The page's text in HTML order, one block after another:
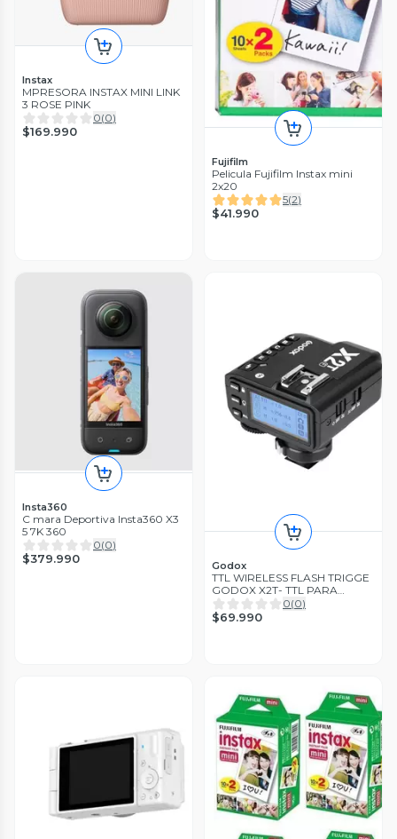
Instax
MPRESORA INSTAX MINI LINK
3 ROSE PINK
0(0)
$169.990
Fujifilm
Pelicula Fujifilm Instax mini
2x20
5(2)
$41.990
Insta360
C mara Deportiva Insta360 X3
5 7K 360
0(0)
$379.990
Godox
TTL WIRELESS FLASH TRIGGE
GODOX X2T- TTL PARA
FUJIFILM
0(0)
$69.990